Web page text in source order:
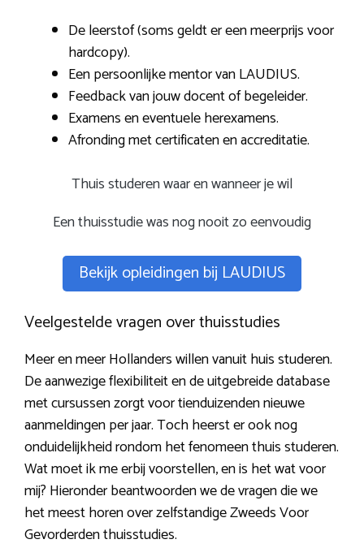
De leerstof (soms geldt er een meerprijs voor
hardcopy).
Een persoonlijke mentor van LAUDIUS.
Feedback van jouw docent of begeleider.
Examens en eventuele herexamens.
Afronding met certificaten en accreditatie.
Thuis studeren waar en wanneer je wil
Een thuisstudie was nog nooit zo eenvoudig
Bekijk opleidingen bij LAUDIUS
Veelgestelde vragen over thuisstudies
Meer en meer Hollanders willen vanuit huis studeren.
De aanwezige flexibiliteit en de uitgebreide database
met cursussen zorgt voor tienduizenden nieuwe
aanmeldingen per jaar. Toch heerst er ook nog
onduidelijkheid rondom het fenomeen thuis studeren.
Wat moet ik me erbij voorstellen, en is het wat voor
mij? Hieronder beantwoorden we de vragen die we
het meest horen over zelfstandige Zweeds Voor
Gevorderden thuisstudies.